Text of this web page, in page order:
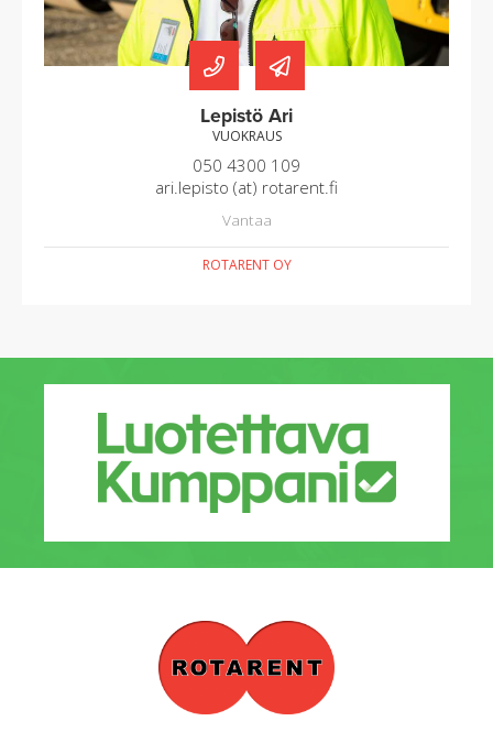
Lepistö Ari
VUOKRAUS
050 4300 109
ari.lepisto (at) rotarent.fi
Vantaa
ROTARENT OY